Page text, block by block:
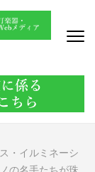
・イルミネーシ